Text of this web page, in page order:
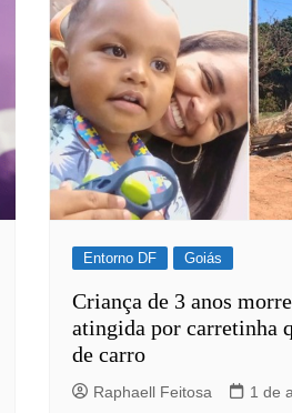
Entorno DF Goiás
Criança de 3 anos
atingida por carretinha
de carro
Raphaell Feitosa 1 de